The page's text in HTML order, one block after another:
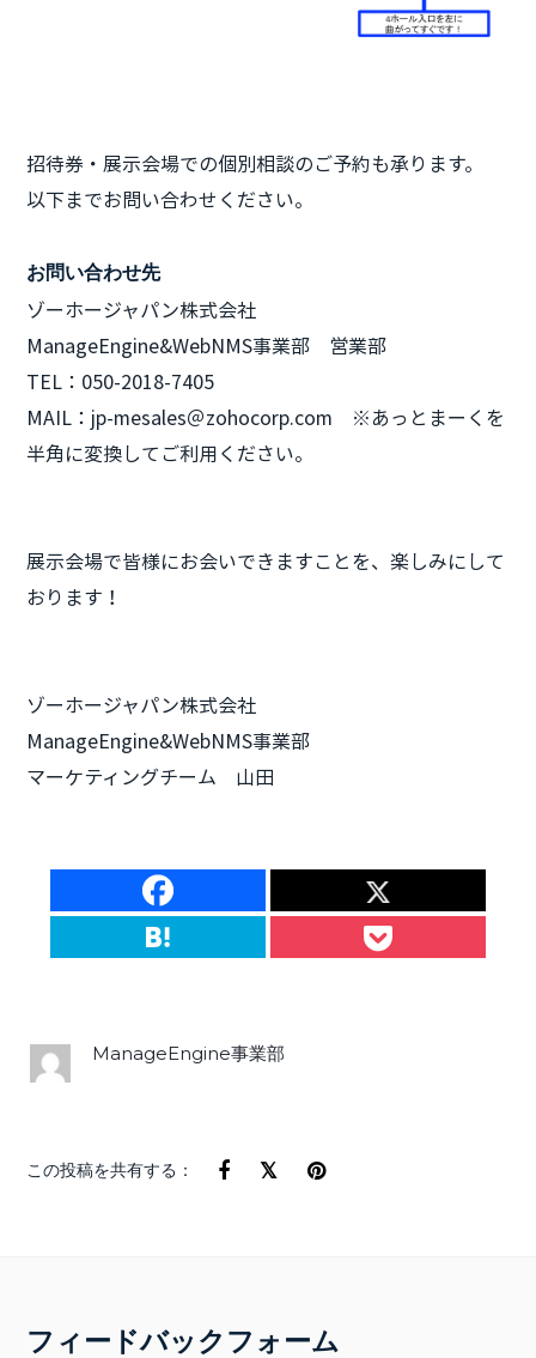
招待券・展示会場での個別相談のご予約も承ります。
以下までお問い合わせください。
お問い合わせ先
ゾーホージャパン株式会社
ManageEngine&WebNMS事業部 営業部
TEL：050-2018-7405
MAIL：jp-mesales＠zohocorp.com ※あっとまーくを
半角に変換してご利用ください。
展示会場で皆様にお会いできますことを、楽しみにして
おります！
ゾーホージャパン株式会社
ManageEngine&WebNMS事業部
マーケティングチーム 山田
ManageEngine事業部
この投稿を共有する：
フィードバックフォーム